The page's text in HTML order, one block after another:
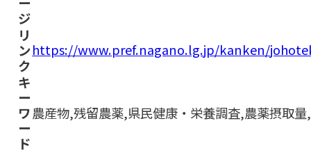
ジ
リ
ン
ク
https://www.pref.nagano.lg.jp/kanken/
キ
ー
ワ
ー
ド
農産物,残留農薬,県民健康・栄養調査,農薬摂取